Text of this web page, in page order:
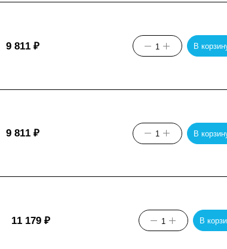
9 811₽ В
9 811₽ В
11 179 ₽ В